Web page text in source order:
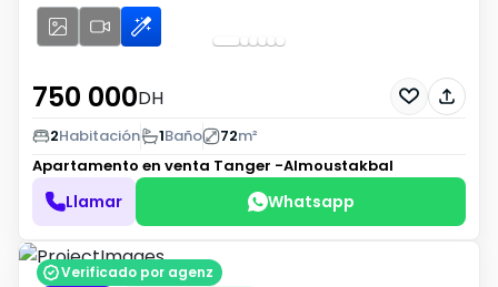
750 000DH
2Habitación 1Baño 72m²
Apartamento en venta Tanger -Almoustakbal
Llamar Whatsapp
Verificado por agenz